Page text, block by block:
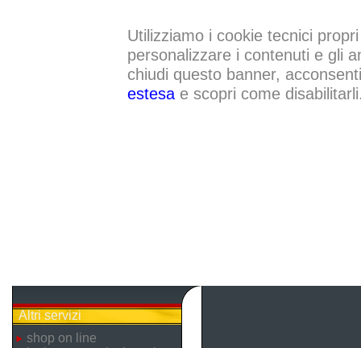
Utilizziamo i cookie tecnici
personalizzare i contenuti e gli
chiudi questo banner,
estesae scopri come
Altri servizi
shop on line